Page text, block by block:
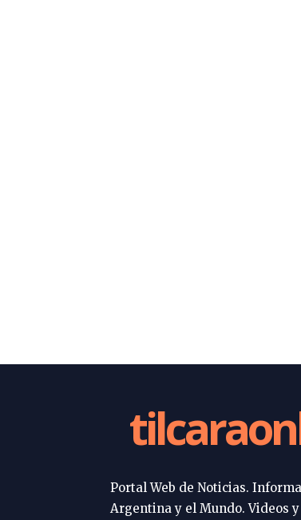
Portal Web de Noticias.
Argentina y el Mundo. Videos